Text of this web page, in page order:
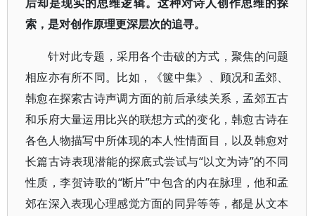
索，是对创作原理更深层次的追寻。
针对此专题，采用各个击破的方式，聚焦的问题
相应亦有所不同。比如，《箧中集》、顾况和孟郊、
韩愈在探索古诗声调方面的前后承续关系，孟郊五古
和乐府大量运用比兴的联想方式的变化，韩愈古诗在
各色人物描写中所体现的本人性情面目，以及韩愈对
长篇古诗表现潜能的探底式尝试与“以文为诗”的不同
性质，李贺诗歌的“断片”中包含的内在脉理，他和孟
郊在深入表现心理感觉方面的同异等等，都是从文本